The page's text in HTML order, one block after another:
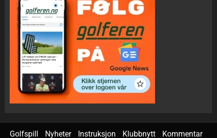
Golfspill Nyheter Instruksjon Klubbnytt Kommentar